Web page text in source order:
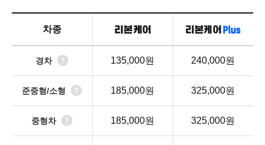
차종
경차 135,000원 240,000원
준중형/소형 185,000원 325,000원
중형차 185,000원 325,000원